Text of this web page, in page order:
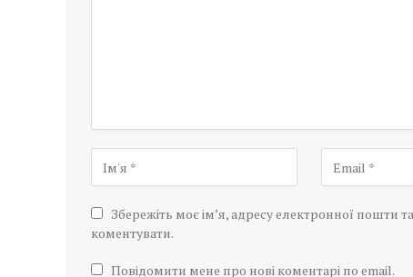
Збережіть моє ім’я, адресу електронної пошти
коментувати.
Повідомити мене про нові коментарі по email.